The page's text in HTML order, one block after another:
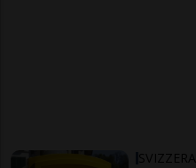
SVIZZERA